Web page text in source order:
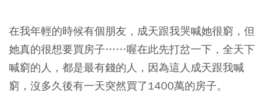
在我年輕的時候有個朋友，成天跟我哭喊她很窮，但
她真的很想要買房子……喔在此先打岔一下，全天下
喊窮的人，都是最有錢的人，因為這人成天跟我喊
窮，沒多久後有一天突然買了1400萬的房子。